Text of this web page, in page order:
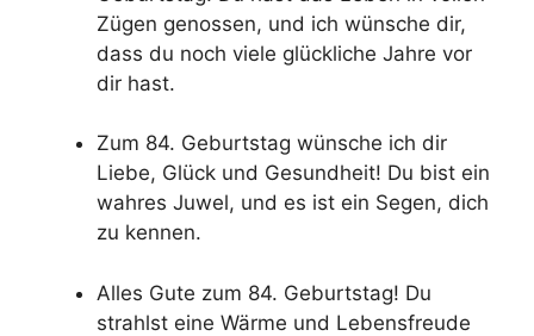
Zügen genossen, und ich wünsche dir,
dass du noch viele glückliche Jahre vor
dir hast.
Zum 84. Geburtstag wünsche ich dir
Liebe, Glück und Gesundheit! Du bist ein
wahres Juwel, und es ist ein Segen, dich
zu kennen.
Alles Gute zum 84. Geburtstag! Du
strahlst eine Wärme und Lebensfreude